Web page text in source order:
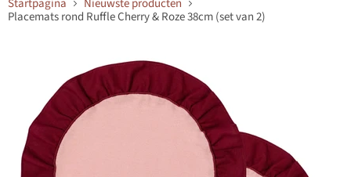
Startpagina
Nieuwste producten
Placemats rond Ruffle Cherry & Roze 38cm (set van 2)